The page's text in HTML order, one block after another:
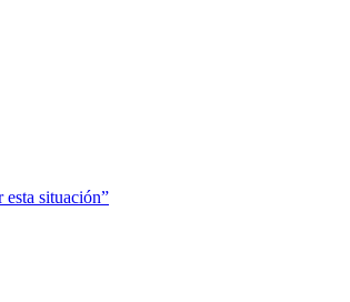
esta situación”